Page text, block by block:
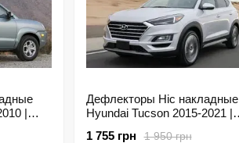
|
Дефлекторы Hic накладные
Hyundai Tucson 2015-2021 |
1 950 грн
1 755 грн